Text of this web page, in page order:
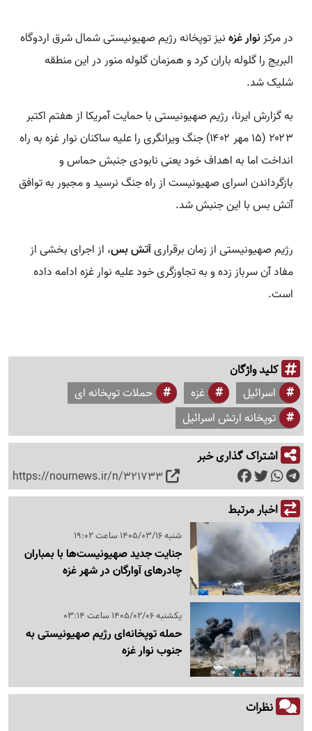
در مرکزنوار غزهنیز توپخانه رژیم صهیونیستی شمال‌ شرق اردوگاه
البریج را گلوله ‌باران کرد و همزمان گلوله منور در این منطقه
شلیک شد.
به گزارش ایرنا، رژیم صهیونیستی با حمایت آمریکا از هفتم اکتبر
۲۰۲۳ (۱۵ مهر ۱۴۰۲) جنگ ویرانگری را علیه ساکنان نوار غزه به راه
انداخت اما به اهداف خود یعنی نابودی جنبش حماس و
بازگرداندن اسرای صهیونیست از راه جنگ نرسید و مجبور به توافق
آتش بس با این جنبش شد.
رژیم صهیونیستی از زمان برقراریآتش بس، از اجرای بخشی از
مفاد آن سرباز زده و به تجاوزگری خود علیه نوار غزه ادامه داده
است.
کلید واژگان
اسرائیل غزه
حملات توپخانه ای
توپخانه‌ ارتش اسرائیل
اشتراک گذاری خبر
https://nournews.ir/n/321733
اخبار مرتبط
شنبه 1405/03/16 ساعت 19:02
جنایت جدید صهیونیست‌ها با بمباران
چادرهای آوارگان در شهر غزه
یکشنبه 1405/02/06 ساعت 03:14
حمله توپخانه‌ای رژیم صهیونیستی به
جنوب نوار غزه
نظرات